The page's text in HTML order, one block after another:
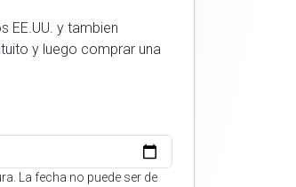
La fecha no puede ser de